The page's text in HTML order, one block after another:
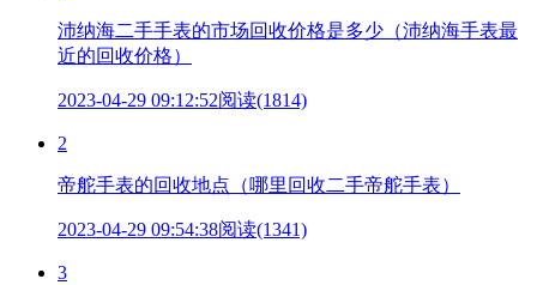
沛纳海二手手表的市场回收价格是多少（沛纳海手表最
近的回收价格）
2023-04-29 09:12:52阅读(1814)
2
帝舵手表的回收地点（哪里回收二手帝舵手表）
2023-04-29 09:54:38阅读(1341)
3